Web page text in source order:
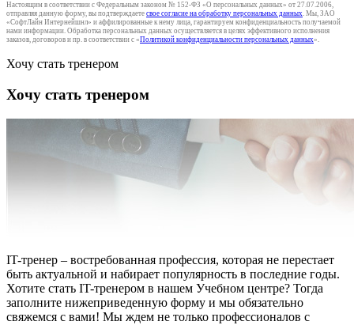
Настоящим в соответствии с Федеральным законом № 152-ФЗ «О персональных данных» от 27.07.2006,
отправляя данную форму, вы подтверждаете свое согласие на обработку персональных данных. Мы, ЗАО
«СофтЛайн Интернейшнл» и аффилированные к нему лица, гарантируем конфиденциальность получаемой
нами информации. Обработка персональных данных осуществляется в целях эффективного исполнения
заказов, договоров и пр. в соответствии с «Политикой конфиденциальности персональных данных».
Хочу стать тренером
Хочу стать тренером
IT-тренер – востребованная профессия, которая не перестает
быть актуальной и набирает популярность в последние годы.
Хотите стать IT-тренером в нашем Учебном центре? Тогда
заполните нижеприведенную форму и мы обязательно
свяжемся с вами! Мы ждем не только профессионалов с